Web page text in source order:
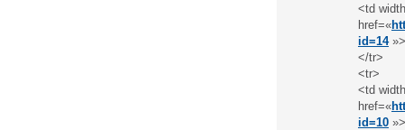
<td
href=«
id=14
</tr>
<tr>
<td
href=«
id=10